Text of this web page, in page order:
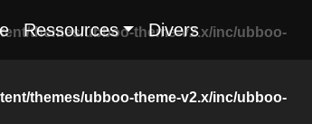
themes/ubboo-theme-v2.x/inc/ubboo-
themes/ubboo-theme-v2.x/inc/ubboo-
Ressources Divers